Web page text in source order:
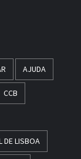
AJUDA
CCB
DE LISBOA